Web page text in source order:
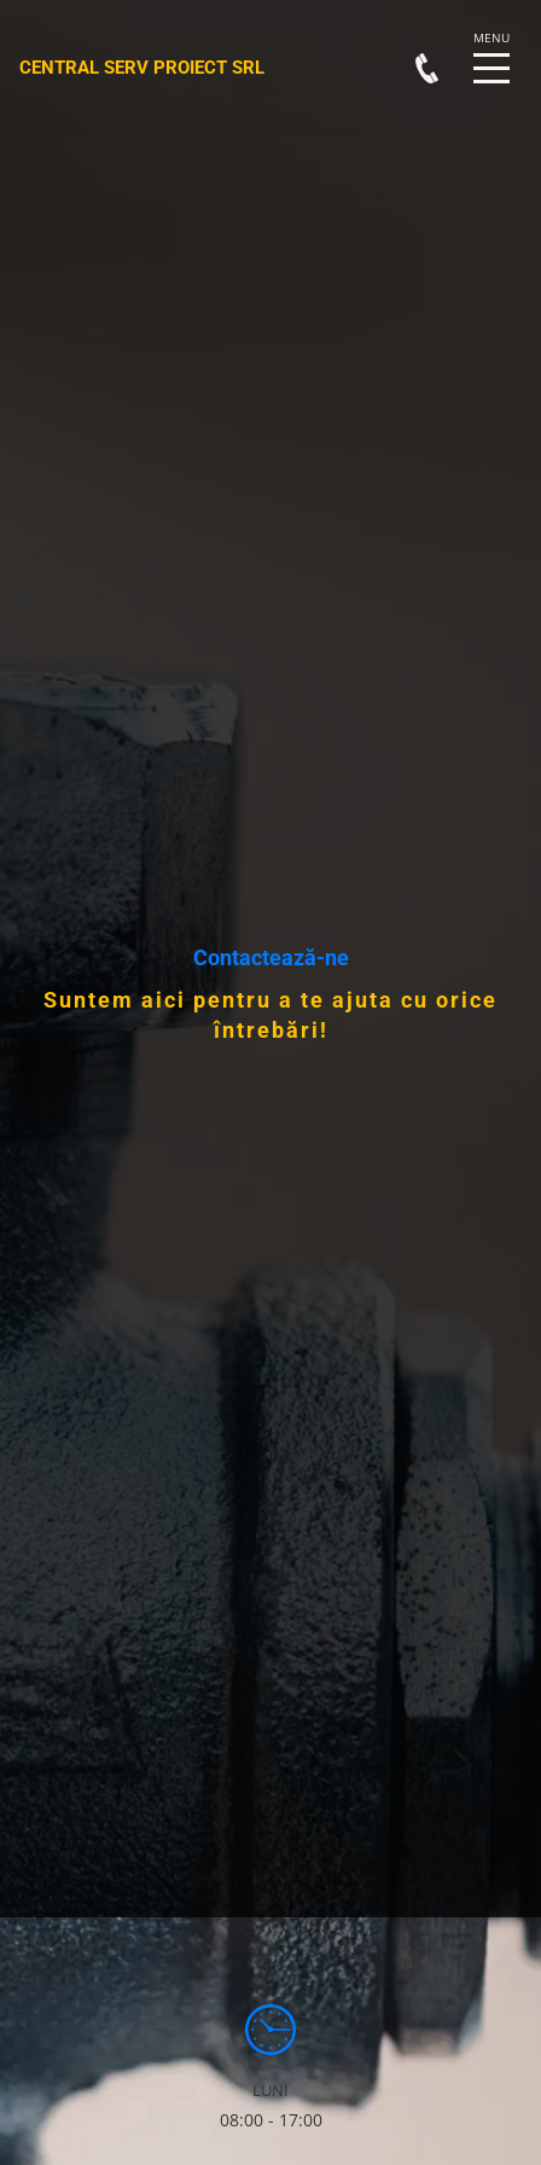
CENTRAL SERV PROIECT SRL
Contactează-ne
Suntem aici pentru a te ajuta cu orice
întrebări!
LUNI
08:00 - 17:00